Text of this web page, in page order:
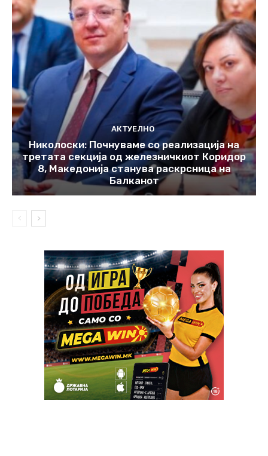
АКТУЕЛНО
Николоски: Почнуваме со реализација на
третата секција од железничкиот Коридор
8, Македонија станува раскрсница на
Балканот